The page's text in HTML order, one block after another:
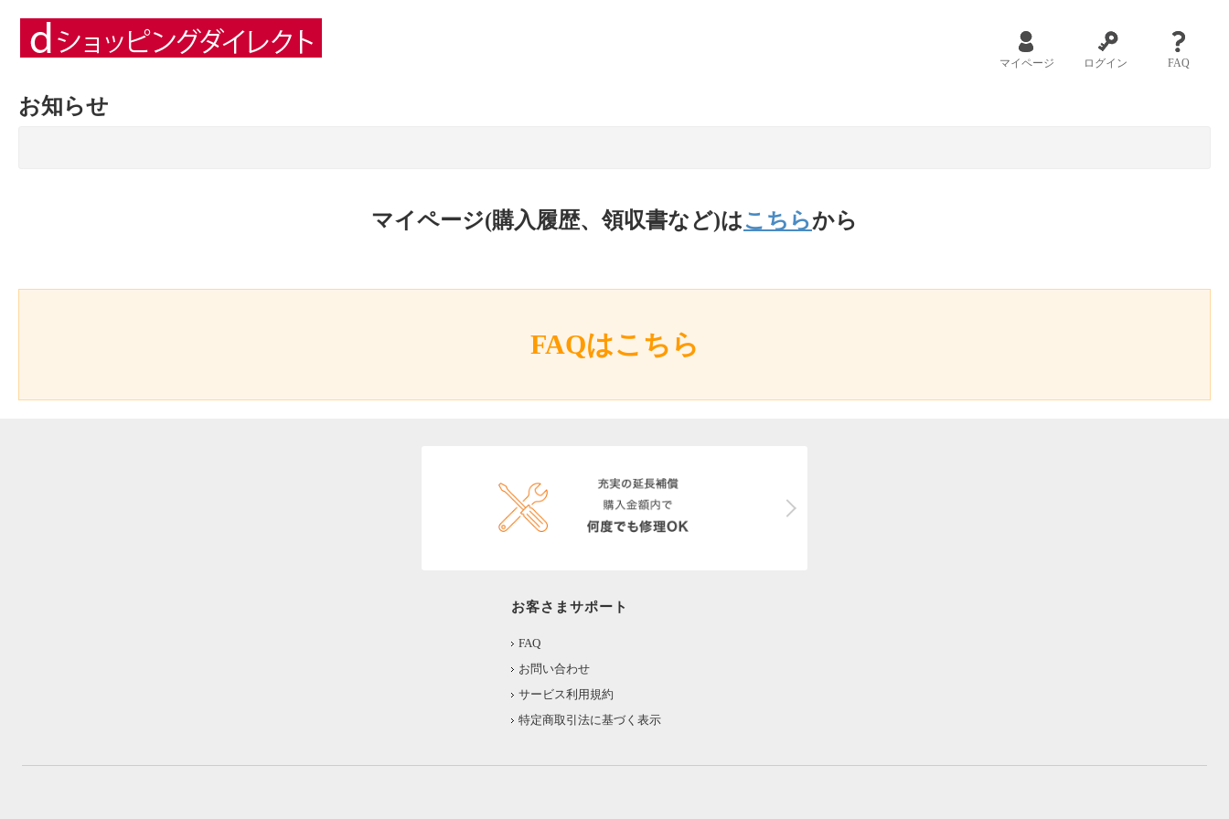
マイページ ログイン FAQ
お知らせ
マイページ(購入履歴、領収書など)はこちらから
FAQはこちら
お客さまサポート
FAQ
お問い合わせ
サービス利用規約
特定商取引法に基づく表示